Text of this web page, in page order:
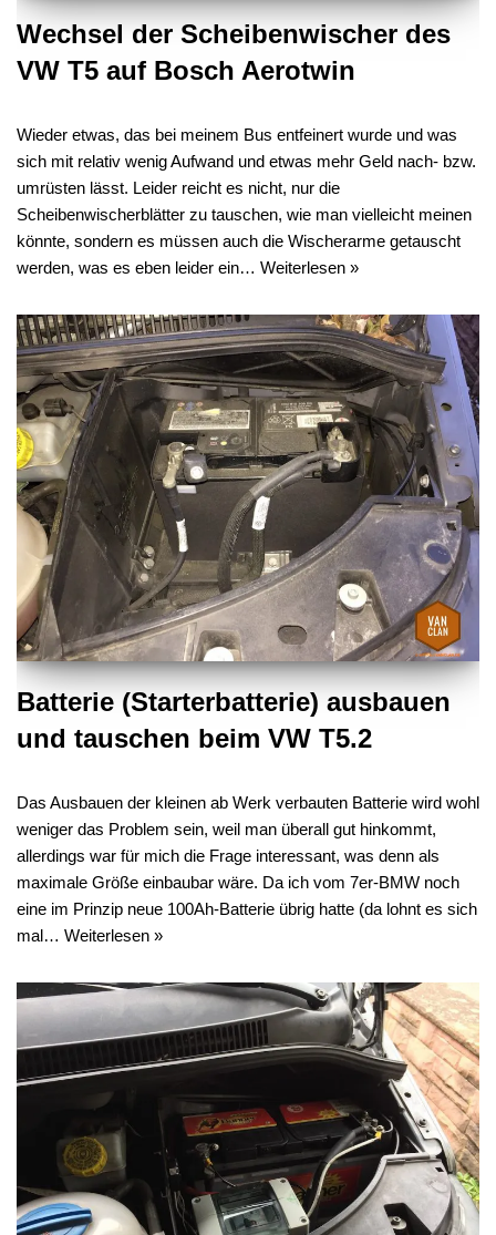
Wechsel der Scheibenwischer des
VW T5 auf Bosch Aerotwin
Wieder etwas, das bei meinem Bus entfeinert wurde und was
sich mit relativ wenig Aufwand und etwas mehr Geld nach- bzw.
umrüsten lässt. Leider reicht es nicht, nur die
Scheibenwischerblätter zu tauschen, wie man vielleicht meinen
könnte, sondern es müssen auch die Wischerarme getauscht
werden, was es eben leider ein… Weiterlesen »
Batterie (Starterbatterie) ausbauen
und tauschen beim VW T5.2
Das Ausbauen der kleinen ab Werk verbauten Batterie wird wohl
weniger das Problem sein, weil man überall gut hinkommt,
allerdings war für mich die Frage interessant, was denn als
maximale Größe einbaubar wäre. Da ich vom 7er-BMW noch
eine im Prinzip neue 100Ah-Batterie übrig hatte (da lohnt es sich
mal… Weiterlesen »